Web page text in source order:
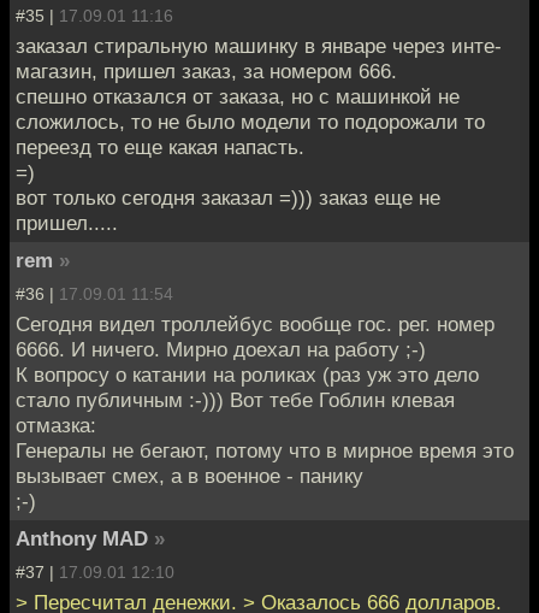
#35 | 17.09.01 11:16
заказал стиральную машинку в январе через инте-
магазин, пришел заказ, за номером 666.
спешно отказался от заказа, но с машинкой не
сложилось, то не было модели то подорожали то
переезд то еще какая напасть.
=)
вот только сегодня заказал =))) заказ еще не
пришел.....
rem »
#36 | 17.09.01 11:54
Сегодня видел троллейбус вообще гос. рег. номер
6666. И ничего. Мирно доехал на работу ;-)
К вопросу о катании на роликах (раз уж это дело
стало публичным :-))) Вот тебе Гоблин клевая
отмазка:
Генералы не бегают, потому что в мирное время это
вызывает смех, а в военное - панику
;-)
Anthony MAD »
#37 | 17.09.01 12:10
> Пересчитал денежки. > Оказалось 666 долларов.